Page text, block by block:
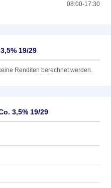
08:00-17:30
19/29
Renditen berechnet werden.
3,5% 19/29